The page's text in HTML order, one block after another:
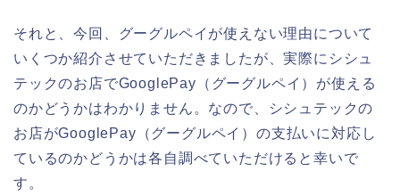
それと、今回、グーグルペイが使えない理由について
いくつか紹介させていただきましたが、実際にシシュ
テックのお店でGooglePay（グーグルペイ）が使える
のかどうかはわかりません。なので、シシュテックの
お店がGooglePay（グーグルペイ）の支払いに対応し
ているのかどうかは各自調べていただけると幸いで
す。